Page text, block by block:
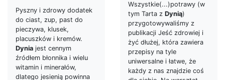
Wszystkie(...)potrawy (w
tym Tarta z Dynią)
przygotowywaliśmy z
publikacji Jeść zdrowiej i
żyć dłużej, która zawiera
przepisy na tyle
uniwersalne i łatwe, że
każdy z nas znajdzie coś
Pyszny i zdrowy dodatek
do ciast, zup, past do
pieczywa, klusek,
placuszków i kremów.
Dynia jest cennym
źródłem błonnika i wielu
witamin i minerałów,
dlatego jesienią powinna